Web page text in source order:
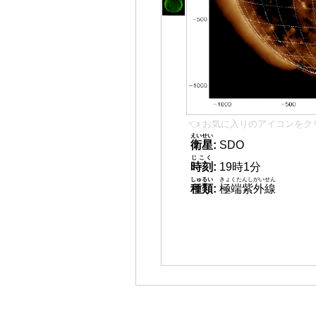
👈 お気に入りのアイコンをク
衛星
えいせい
: SDO
時刻
じこく
: 19時1分
種類
しゅるい
: 極端紫外線
きょくたんしがいせん